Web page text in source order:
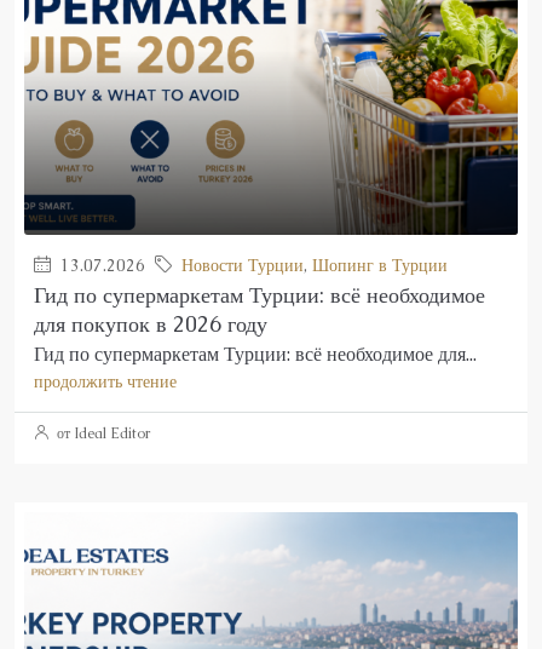
13.07.2026 Новости Турции, Шопинг в Турции
Гид по супермаркетам Турции: всё необходимое
для покупок в 2026 году
Гид по супермаркетам Турции: всё необходимое для...
продолжить чтение
от Ideal Editor